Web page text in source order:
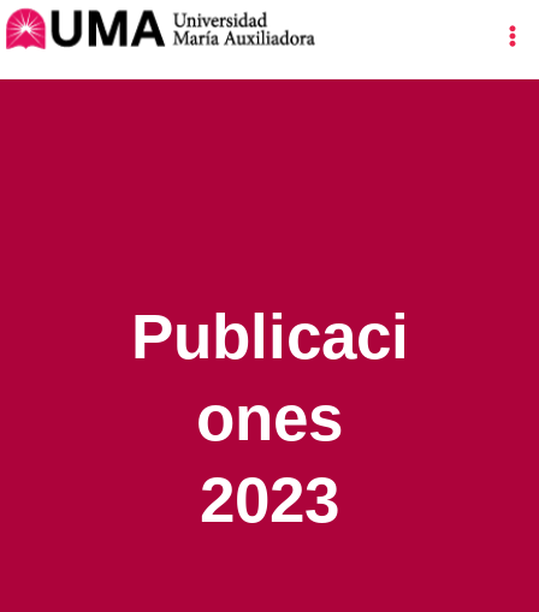
Ir
al
contenido
Publicaci
ones
2023